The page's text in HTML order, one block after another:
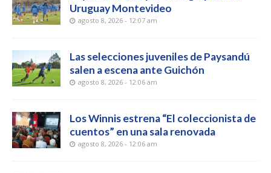
Uruguay Montevideo
agosto 8, 2026 - 12:07 am
Las selecciones juveniles de Paysandú
salen a escena ante Guichón
agosto 8, 2026 - 12:06 am
Los Winnis estrena “El coleccionista de
cuentos” en una sala renovada
agosto 8, 2026 - 12:06 am